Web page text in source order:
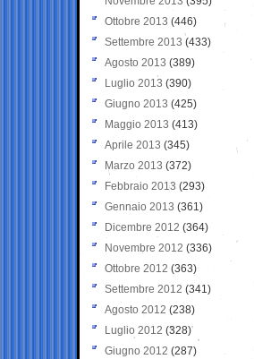
Ottobre 2013 (446)
Settembre 2013 (433)
Agosto 2013 (389)
Luglio 2013 (390)
Giugno 2013 (425)
Maggio 2013 (413)
Aprile 2013 (345)
Marzo 2013 (372)
Febbraio 2013 (293)
Gennaio 2013 (361)
Dicembre 2012 (364)
Novembre 2012 (336)
Ottobre 2012 (363)
Settembre 2012 (341)
Agosto 2012 (238)
Luglio 2012 (328)
Giugno 2012 (287)